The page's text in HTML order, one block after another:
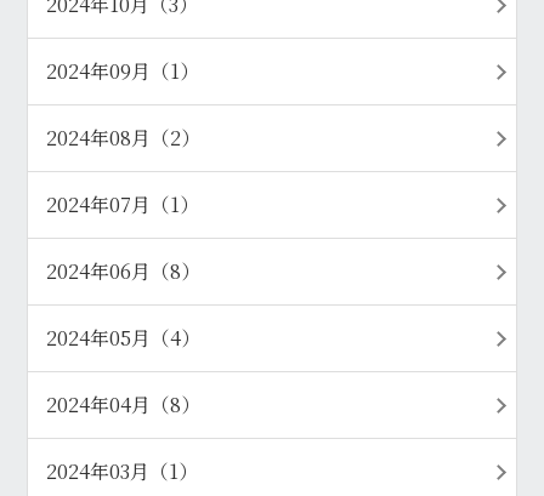
2024年09月（1）
2024年08月（2）
2024年07月（1）
2024年06月（8）
2024年05月（4）
2024年04月（8）
2024年03月（1）